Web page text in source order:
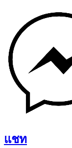
แชท